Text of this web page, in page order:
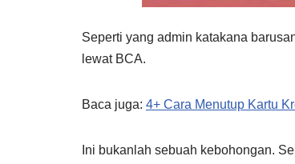
Seperti yang admin katakana
lewat BCA.
Baca juga: 4+ Cara Menutup Kartu
Ini bukanlah sebuah kebohongan.